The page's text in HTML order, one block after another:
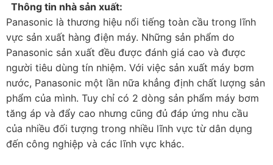
Thông tin nhà sản xuất:
Panasonic là thương hiệu nổi tiếng toàn cầu trong lĩnh
vực sản xuất hàng điện máy. Những sản phẩm do
Panasonic sản xuất đều được đánh giá cao và được
người tiêu dùng tín nhiệm. Với việc sản xuất máy bơm
nước, Panasonic một lần nữa khẳng định chất lượng sản
phẩm của mình. Tuy chỉ có 2 dòng sản phẩm máy bơm
tăng áp và đẩy cao nhưng cũng đủ đáp ứng nhu cầu
của nhiều đối tượng trong nhiều lĩnh vực từ dân dụng
đến công nghiệp và các lĩnh vực khác.